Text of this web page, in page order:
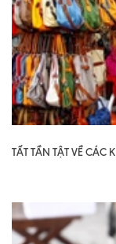
TẤT TẦN TẬT VỀ CÁC